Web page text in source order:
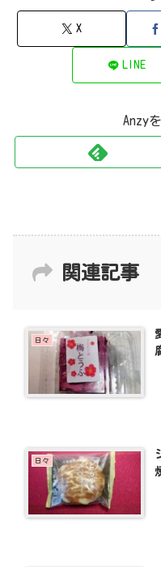
X
LINE
Anzy
関連記事
日々
日々